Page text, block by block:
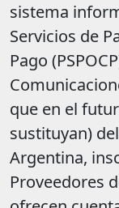
sistema
Servicios de
Pago
que en el
sustituyan)
Argentina,
Proveedores